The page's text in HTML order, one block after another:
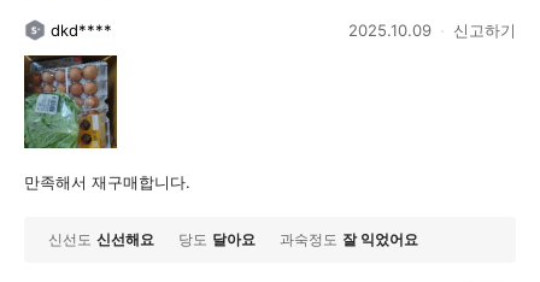
dkd**** 2025.10.09 신고하기
만족해서 재구매합니다.
신선도 신선해요 당도 달아요 과숙정도 잘 익었어요